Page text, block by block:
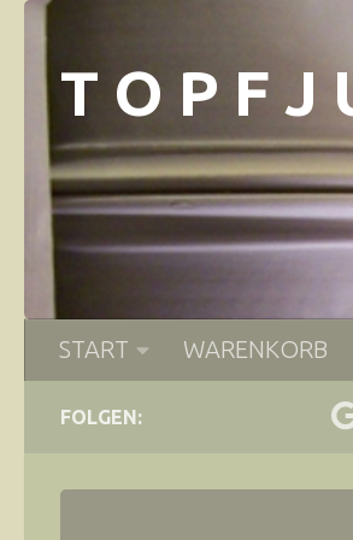
Zum Inhalt springen
T O P F J
START WARENKORB
FOLGEN: